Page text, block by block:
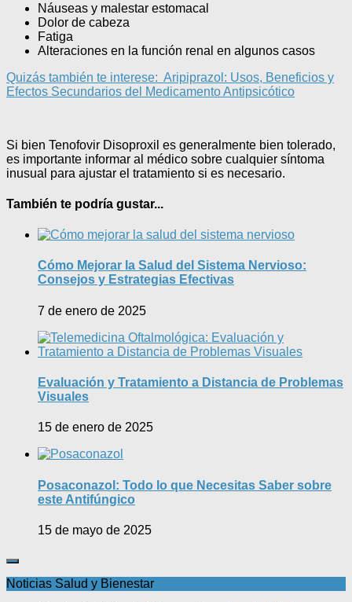
Náuseas y malestar estomacal
Dolor de cabeza
Fatiga
Alteraciones en la función renal en algunos casos
Quizás también te interese: Aripiprazol: Usos, Beneficios y
Efectos Secundarios del Medicamento Antipsicótico
Si bien Tenofovir Disoproxil es generalmente bien tolerado,
es importante informar al médico sobre cualquier síntoma
inusual para ajustar el tratamiento si es necesario.
También te podría gustar...
Cómo Mejorar la Salud del Sistema Nervioso:
Consejos y Estrategias Efectivas
7 de enero de 2025
Evaluación y Tratamiento a Distancia de Problemas
Visuales
15 de enero de 2025
Posaconazol: Todo lo que Necesitas Saber sobre
este Antifúngico
15 de mayo de 2025
Noticias Salud y Bienestar